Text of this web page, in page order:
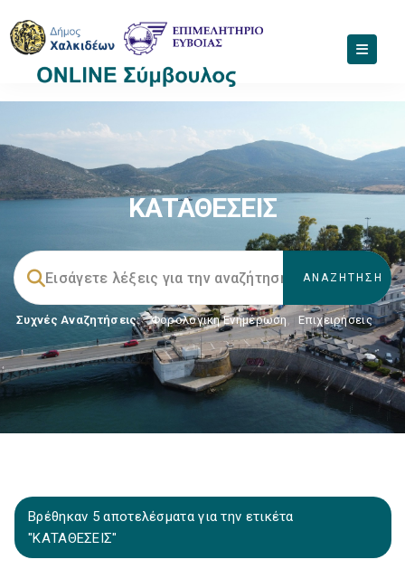
ΚΑΤΑΘΕΣΕΙΣ
Συχνές Αναζητήσεις: Φορολογικη Ενημέρωση, Επιχειρήσεις
Βρέθηκαν 5 αποτελέσματα για την ετικέτα
"ΚΑΤΑΘΕΣΕΙΣ"